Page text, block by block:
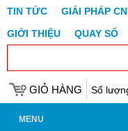
TIN TỨC GIẢI PHÁP
GIỚI THIỆU
QUAY SỐ
GIỎ HÀNG Số
MENU